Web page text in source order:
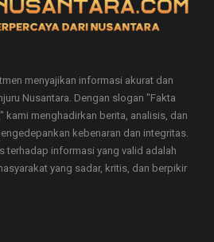
menyajikan informasi akurat dan
Nusantara. Dengan slogan "Fakta
kami menghadirkan berita, analisis, dan
kebenaran dan integritas.
terhadap informasi yang valid adalah
yang sadar, kritis, dan berpikir